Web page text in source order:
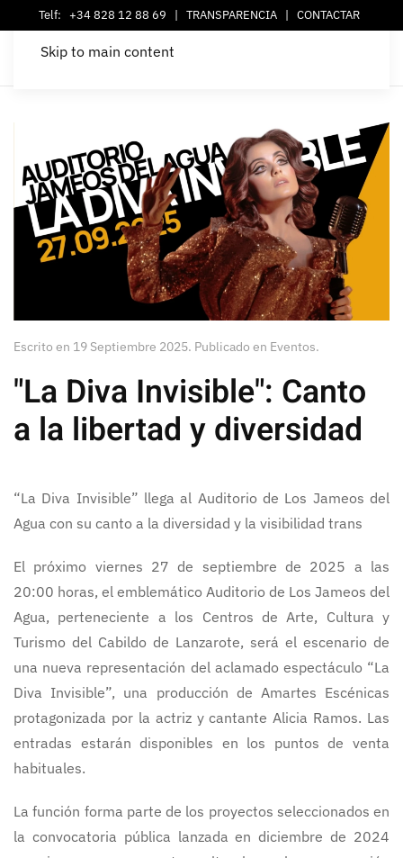
Telf: +34 828 12 88 69 | TRANSPARENCIA | CONTACTAR
Skip to main content
Escrito en 19 Septiembre 2025. Publicado en Eventos.
"La Diva Invisible": Canto
a la libertad y diversidad
“La Diva Invisible” llega al Auditorio de Los Jameos del
Agua con su canto a la diversidad y la visibilidad trans
El próximo viernes 27 de septiembre de 2025 a las
20:00 horas, el emblemático Auditorio de Los Jameos del
Agua, perteneciente a los Centros de Arte, Cultura y
Turismo del Cabildo de Lanzarote, será el escenario de
una nueva representación del aclamado espectáculo “La
Diva Invisible”, una producción de Amartes Escénicas
protagonizada por la actriz y cantante Alicia Ramos. Las
entradas estarán disponibles en los puntos de venta
habituales.
La función forma parte de los proyectos seleccionados en
la convocatoria pública lanzada en diciembre de 2024